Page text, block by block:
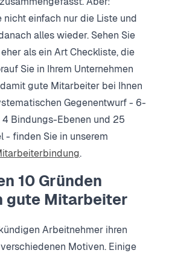
nicht einfach nur die Liste und
alles wieder. Sehen Sie
als ein Art Checkliste, die
Sie in Ihrem Unternehmen
gute Mitarbeiter bei Ihnen
Gegenentwurf - 6-
Bindungs-Ebenen und 25
- finden Sie in unserem
.
10 Gründen
gute Mitarbeiter
Arbeitnehmer ihren
Motiven. Einige